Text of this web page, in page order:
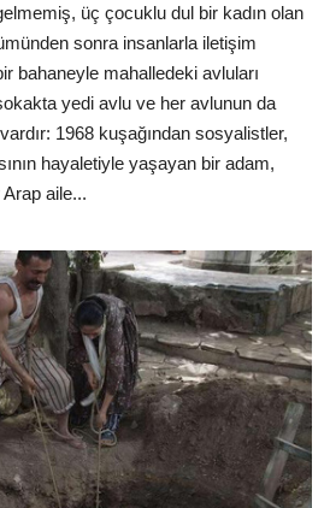
üç çocuklu dul bir kadın olan
sonra insanlarla iletişim
bahaneyle mahalledeki avluları
yedi avlu ve her avlunun da
1968 kuşağından sosyalistler,
hayaletiyle yaşayan bir adam,
aile...